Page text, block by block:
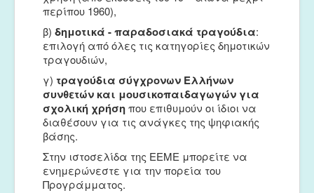
περίπου 1960),
β) δημοτικά - παραδοσιακά τραγούδια:
επιλογή από όλες τις κατηγορίες δημοτικών
τραγουδιών,
γ) τραγούδια σύγχρονων Ελλήνων
συνθετών και μουσικοπαιδαγωγών για
σχολική χρήσηπου επιθυμούν οι ίδιοι να
διαθέσουν για τις ανάγκες της ψηφιακής
βάσης.
Στην ιστοσελίδα της ΕΕΜΕ μπορείτε να
ενημερώνεστε για την πορεία του
Προγράμματος.